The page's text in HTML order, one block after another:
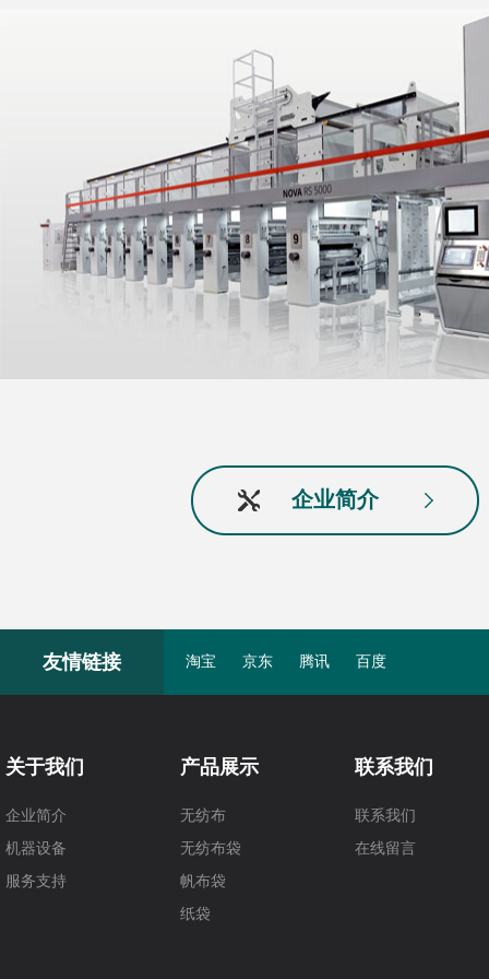
企业简介
友情链接 淘宝 京东 腾讯 百度
关于我们
企业简介
机器设备
服务支持
产品展示
无纺布
无纺布袋
帆布袋
纸袋
联系我们
联系我们
在线留言